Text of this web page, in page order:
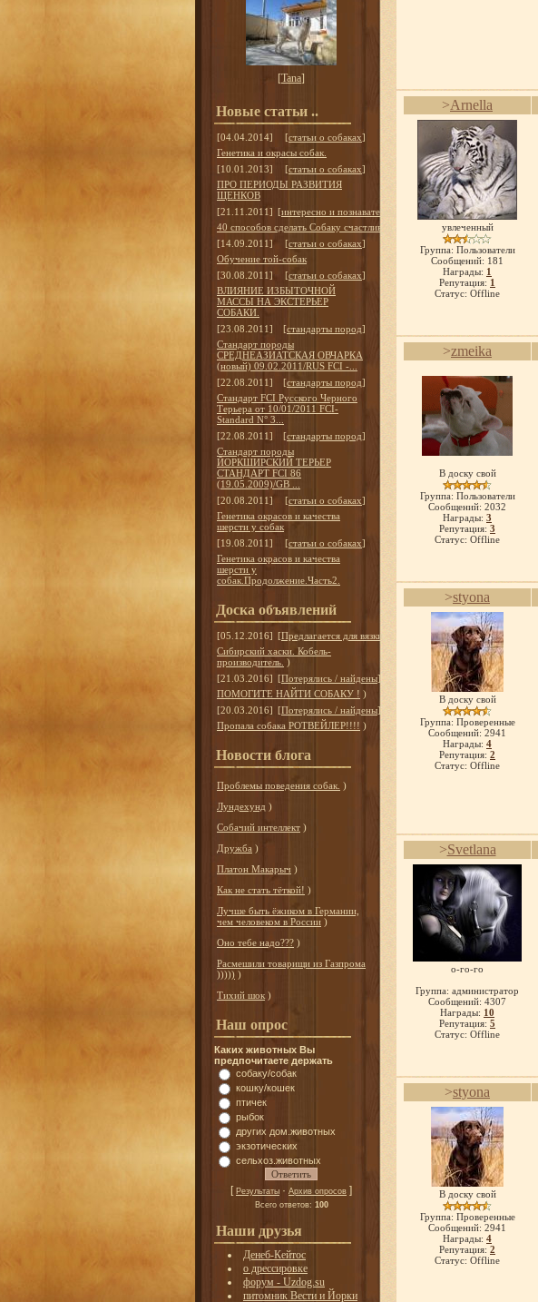
[Tana]
Новые статьи ..
[04.04.2014] [статьи о собаках]
Генетика и окрасы собак.
[10.01.2013]
[статьи о собаках]
ПРО ПЕРИОДЫ РАЗВИТИЯ
ЩЕНКОВ
[21.11.2011] [интересно и познавательно
40 способов сделать Собаку счастливой
[14.09.2011]
[статьи о собаках]
Обучение той-собак
[30.08.2011]
[статьи о собаках]
ВЛИЯНИЕ ИЗБЫТОЧНОЙ
МАССЫ НА ЭКСТЕРЬЕР
СОБАКИ.
[23.08.2011]
[стандарты пород]
Стандарт породы
СРЕДНЕАЗИАТСКАЯ ОВЧАРКА
(новый) 09.02.2011/RUS FCI -...
[22.08.2011]
[стандарты пород]
Стандарт FCI Русского Черного
Терьера от 10/01/2011 FCI-
Standard N° 3...
[22.08.2011]
[стандарты пород]
Стандарт породы
ЙОРКШИРСКИЙ ТЕРЬЕР
СТАНДАРТ FCI 86
(19.05.2009)/GB ...
[20.08.2011]
[статьи о собаках]
Генетика окрасов и качества
шерсти у собак
[19.08.2011]
[статьи о собаках]
Генетика окрасов и качества
шерсти у
собак.Продолжение.Часть2.
Доска объявлений
[05.12.2016] [Предлагается для вязки
Сибирский хаски. Кобель-
производитель. )
[21.03.2016] [Потерялись / найдены]
ПОМОГИТЕ НАЙТИ СОБАКУ ! )
[20.03.2016] [Потерялись / найдены]
Пропала собака РОТВЕЙЛЕР!!!! )
Новости блога
Проблемы поведения собак. )
Лундехунд )
Собачий интеллект )
Дружба )
Платон Макарыч )
Как не стать тёткой! )
Лучше быть ёжиком в Германии,
чем человеком в России )
Оно тебе надо??? )
Расмешили товарищи из Газпрома
))))) )
Тихий шок )
Наш опрос
Каких животных Вы
предпочитаете держать
собаку/собак
кошку/кошек
птичек
рыбок
других дом.животных
экзотических
сельхоз.животных
[ Результаты · Архив опросов ]
Всего ответов: 100
Наши друзья
Денеб-Кейтос
о дрессировке
форум - Uzdog.su
питомник Вести и Йорки
>Arnella
увлеченный
Группа: Пользователи
Сообщений: 181
Награды: 1
Репутация: 1
Статус: Offline
>zmeika
В доску свой
Группа: Пользователи
Сообщений: 2032
Награды: 3
Репутация: 3
Статус: Offline
>styona
В доску свой
Группа: Проверенные
Сообщений: 2941
Награды: 4
Репутация: 2
Статус: Offline
>Svetlana
о-го-го
Группа: администратор
Сообщений: 4307
Награды: 10
Репутация: 5
Статус: Offline
>styona
В доску свой
Группа: Проверенные
Сообщений: 2941
Награды: 4
Репутация: 2
Статус: Offline